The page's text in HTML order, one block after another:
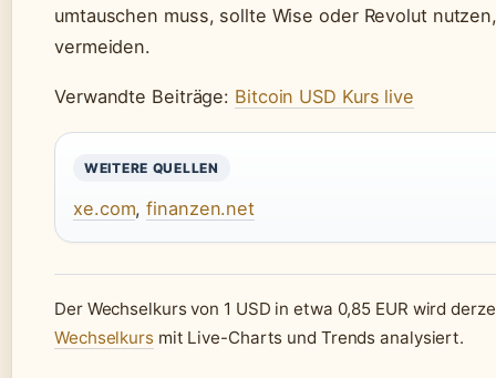
umtauschen muss, sollte Wise oder Revolut
vermeiden.
Verwandte Beiträge: Bitcoin USD Kurs live
WEITERE QUELLEN
xe.com,finanzen.net
Der Wechselkurs von 1 USD in etwa 0,85 EUR wird
Wechselkursmit Live-Charts und Trends analysiert.